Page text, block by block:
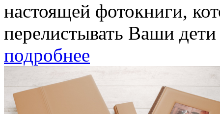
настоящей фотокниги,
перелистывать Ваши
подробнее